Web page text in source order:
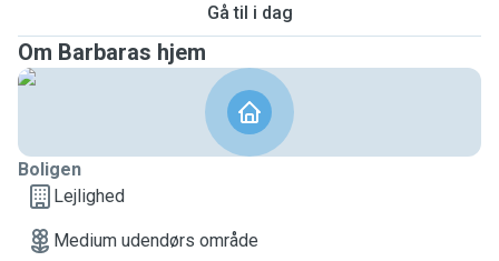
Gå til i dag
Om Barbaras hjem
Boligen
Lejlighed
Medium udendørs område